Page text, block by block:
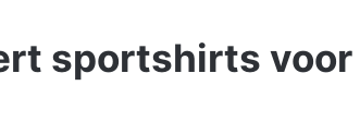
sportshirts voor